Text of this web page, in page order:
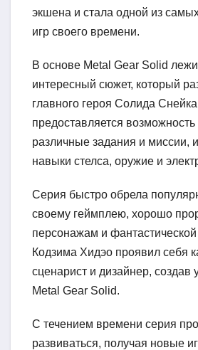
экшена и стала одной из
игр своего времени.
В основе Metal Gear Solid
интересный сюжет, который
главного героя Солида
предоставляется
различные задания и миссии,
навыки стелса, оружие и
Серия быстро обрела
своему геймплею, хорошо
персонажам и
Кодзима Хидэо проявил себя
сценарист и дизайнер, создав
Metal Gear Solid.
С течением времени серия
развиваться, получая новые